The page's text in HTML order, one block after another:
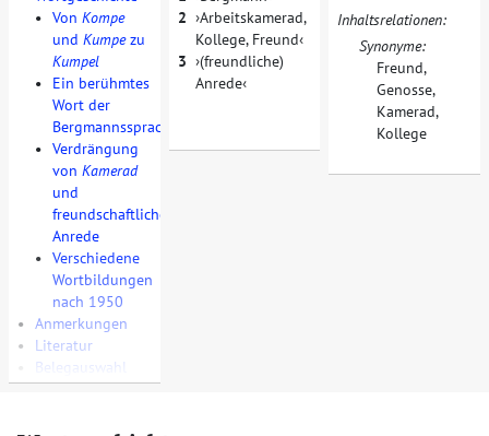
• Von Kompe
und Kumpezu
Kumpel
•
Ein berühmtes
Wort der
Bergmannssprache
• Verdrängung
von Kamerad
und
freundschaftliche
Anrede
• Verschiedene
Wortbildungen
nach 1950
•
Anmerkungen
•
Literatur
Belegauswahl
2
Arbeitskamerad,
Kollege, Freund
3
(freundliche)
Anrede
Inhaltsrelationen:
Synonyme:
Freund,
Genosse,
Kamerad,
Kollege